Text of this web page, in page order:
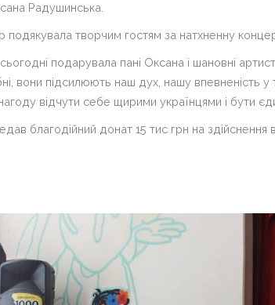
Радушинська.
творчим гостям за натхненну
сьогодні подарувала пані Оксана і шановні
вони підсилюють наш дух, нашу впевненість
відчути себе щирими українцями і бути
благодійний донат 15 тис грн на здійснення